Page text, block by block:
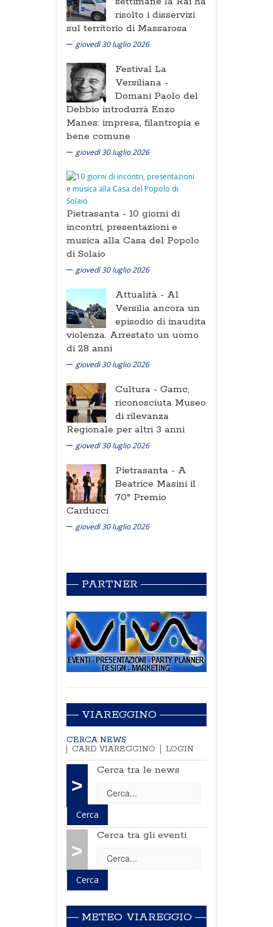
risolto i disservizi
sul territorio di Massarosa
giovedì 30 luglio 2026
Festival La
Versiliana -
Domani Paolo del
Debbio introdurrà Enzo
Manes: impresa, filantropia e
bene comune
giovedì 30 luglio 2026
Pietrasanta - 10 giorni di
incontri, presentazioni e
musica alla Casa del Popolo
di Solaio
giovedì 30 luglio 2026
Attualità - Al
Versilia ancora un
episodio di inaudita
violenza. Arrestato un uomo
di 28 anni
giovedì 30 luglio 2026
Cultura - Gamc,
riconosciuta Museo
di rilevanza
Regionale per altri 3 anni
giovedì 30 luglio 2026
Pietrasanta - A
Beatrice Masini il
70° Premio
Carducci
giovedì 30 luglio 2026
PARTNER
VIAREGGINO
CERCA NEWS
CARD VIAREGGINO
LOGIN
>
Cerca tra le news
>
Cerca tra gli eventi
METEO VIAREGGIO